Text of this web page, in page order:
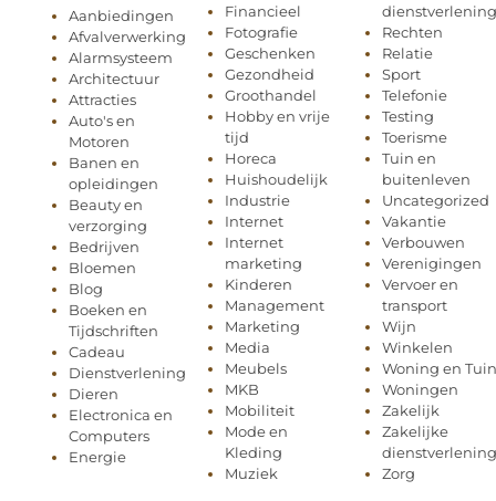
Aanbiedingen
Afvalverwerking
Alarmsysteem
Architectuur
Attracties
Auto's en
Motoren
Banen en
opleidingen
Beauty en
verzorging
Bedrijven
Bloemen
Blog
Boeken en
Tijdschriften
Cadeau
Dienstverlening
Dieren
Electronica en
Computers
Energie
Financieel
Fotografie
Geschenken
Gezondheid
Groothandel
Hobby en vrije
tijd
Horeca
Huishoudelijk
Industrie
Internet
Internet
marketing
Kinderen
Management
Marketing
Media
Meubels
MKB
Mobiliteit
Mode en
Kleding
Muziek
dienstverlening
Rechten
Relatie
Sport
Telefonie
Testing
Toerisme
Tuin en
buitenleven
Uncategorized
Vakantie
Verbouwen
Verenigingen
Vervoer en
transport
Wijn
Winkelen
Woning en Tuin
Woningen
Zakelijk
Zakelijke
dienstverlening
Zorg